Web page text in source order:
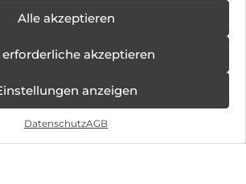
Alle akzeptieren
erforderliche akzeptieren
anzeigen
DatenschutzAGB
11″
€
Apple iPad 11″
GB Pink
527,90
mini
Fi +
Apple iPad mini
(2024) Wi-Fi +
wir Dir behilflich sein?